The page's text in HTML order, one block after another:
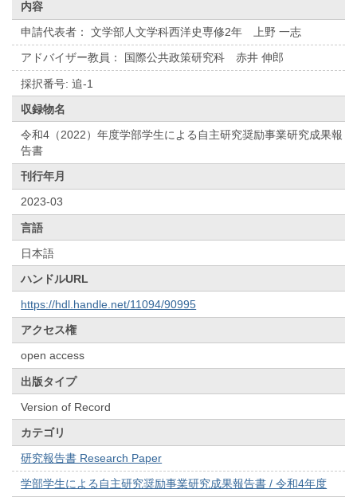
内容
申請代表者： 文学部人文学科西洋史専修2年 上野 一志
アドバイザー教員： 国際公共政策研究科 赤井 伸郎
採択番号: 追-1
収録物名
令和4（2022）年度学部学生による自主研究奨励事業研究成果報
告書
刊行年月
2023-03
言語
日本語
ハンドルURL
https://hdl.handle.net/11094/90995
アクセス権
open access
出版タイプ
Version of Record
カテゴリ
研究報告書 Research Paper
学部学生による自主研究奨励事業研究成果報告書 / 令和4年度